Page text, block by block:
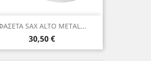
SAX ALTO METAL...
Τιμή
30,50 €